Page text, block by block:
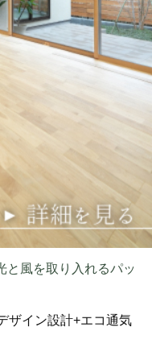
と風を取り入れるパッ
ザイン設計+エコ通気